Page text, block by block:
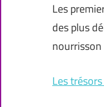
Les
des plus
Les